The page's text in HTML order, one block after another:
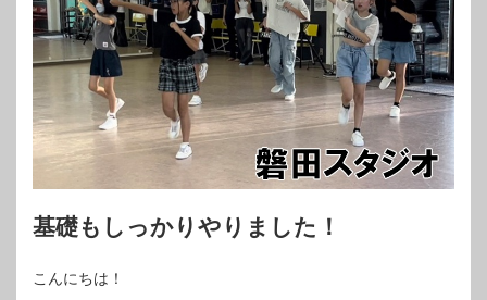
基礎もしっかりやりました！
こんにちは！